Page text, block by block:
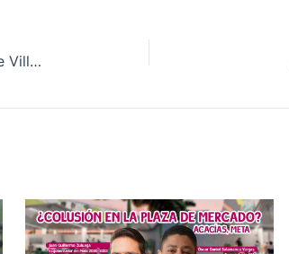
Ampliación del hospital departamental de Villavicencio